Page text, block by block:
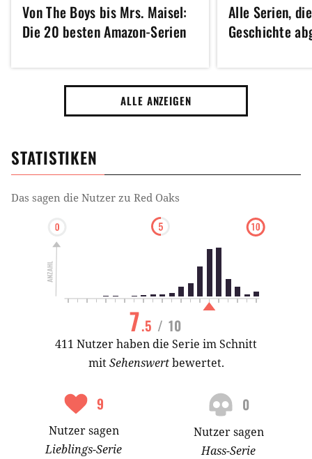
Von The Boys bis Mrs. Maisel:
Die 20 besten Amazon-Serien
Alle Serien,
Geschichte
ALLE ANZEIGEN
STATISTIKEN
Das sagen die Nutzer zu Red Oaks
7.5 / 10
411 Nutzer haben die Serie im Schnitt
mitSehenswertbewertet.
9
Nutzersagen
Lieblings-Serie
0
Nutzersagen
Hass-Serie